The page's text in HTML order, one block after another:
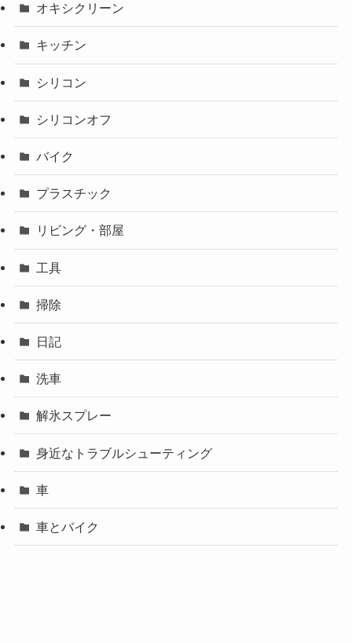
オキシクリーン
キッチン
シリコン
シリコンオフ
バイク
プラスチック
リビング・部屋
工具
掃除
日記
洗車
解氷スプレー
身近なトラブルシューティング
車
車とバイク